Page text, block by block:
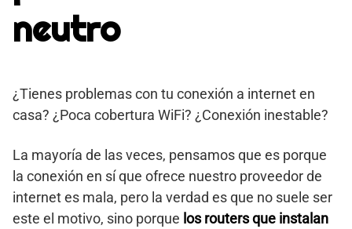
neutro
¿Tienes problemas con tu conexión a internet en
casa? ¿Poca cobertura WiFi? ¿Conexión inestable?
La mayoría de las veces, pensamos que es porque
la conexión en sí que ofrece nuestro proveedor de
internet es mala, pero la verdad es que no suele ser
este el motivo, sino porque los routers que instalan